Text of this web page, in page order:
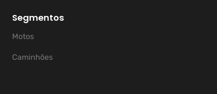
Segmentos
Motos
Caminhões